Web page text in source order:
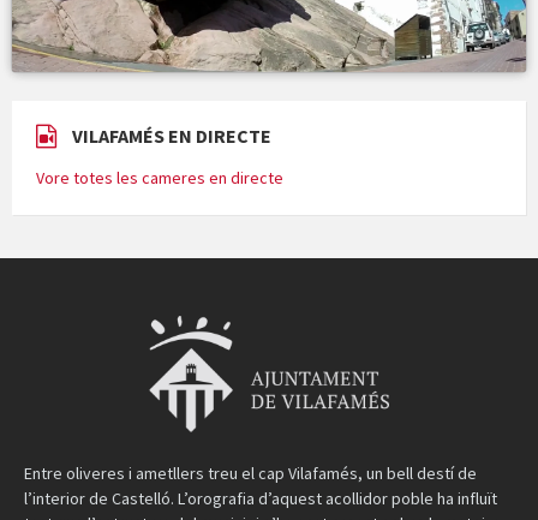
VILAFAMÉS EN DIRECTE
Vore totes les cameres en directe
Entre oliveres i ametllers treu el cap Vilafamés, un bell destí de
l’interior de Castelló. L’orografia d’aquest acollidor poble ha influït